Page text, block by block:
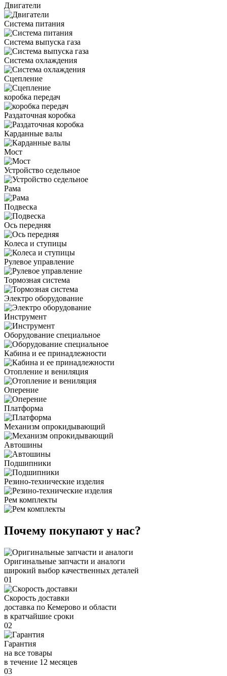
Двигатели
Система питания
Система выпуска газа
Система охлаждения
Сцепление
коробка передач
Раздаточная коробка
Карданные валы
Мост
Устройство седельное
Рама
Подвеска
Ось передняя
Колеса и ступицы
Рулевое управление
Тормозная система
Электро оборудование
Инструмент
Оборудование специальное
Кабина и ее принадлежности
Отопление и вениляция
Оперение
Платформа
Механизм опрокидывающий
Автошины
Подшипники
Резино-технические изделия
Рем комплекты
Почему покупают у нас?
Оригинальные запчасти и аналоги
широкий выбор качественных деталей
01
Скорость доставки
доставка по Кемерово и области
в кратчайшие сроки
02
Гарантия
на все товары
в течение 12 месяцев
03